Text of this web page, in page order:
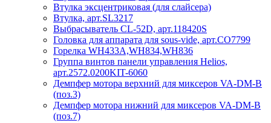
Втулка эксцентриковая (для слайсера)
Втулка, арт.SL3217
Выбрасыватель CL-52D, арт.118420S
Головка для аппарата для sous-vide, арт.CO7799
Горелка WH433A,WH834,WH836
Группа винтов панели управления Helios,
арт.2572.0200KIT-6060
Демпфер мотора верхний для миксеров VA-DM-B
(поз.3)
Демпфер мотора нижний для миксеров VA-DM-B
(поз.7)